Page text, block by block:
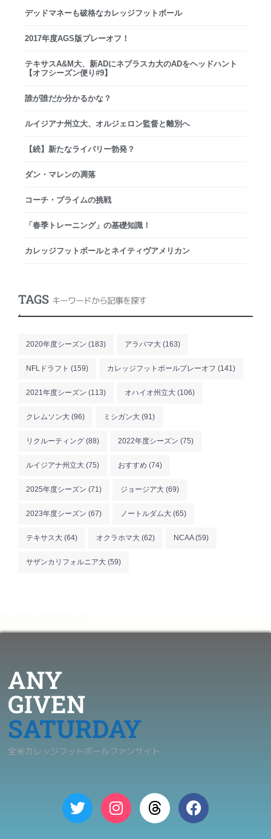
デッドマネーも破格なカレッジフットボール
2017年度AGS版プレーオフ！
テキサスA&M大、新ADにネブラスカ大のADをヘッドハント
【オフシーズン便り#9】
誰が誰だか分かるかな？
ルイジアナ州立大、オルジェロン監督と離別へ
【続】新たなライバリー勃発？
ダン・マレンの凋落
コーチ・プライムの挑戦
「春季トレーニング」の基礎知識！
カレッジフットボールとネイティヴアメリカン
TAGS キーワードから記事を探す
.
2020年度シーズン (183) アラバマ大 (163)
NFLドラフト (159) カレッジフットボールプレーオフ (141)
2021年度シーズン (113) オハイオ州立大 (106)
クレムソン大 (96) ミシガン大 (91)
リクルーティング (88) 2022年度シーズン (75)
ルイジアナ州立大 (75) おすすめ (74)
2025年度シーズン (71) ジョージア大 (69)
2023年度シーズン (67) ノートルダム大 (65)
テキサス大 (64) オクラホマ大 (62) NCAA(59)
サザンカリフォルニア大 (59)
ANY
GIVEN
SATURDAY
全米カレッジフットボールファンサイト